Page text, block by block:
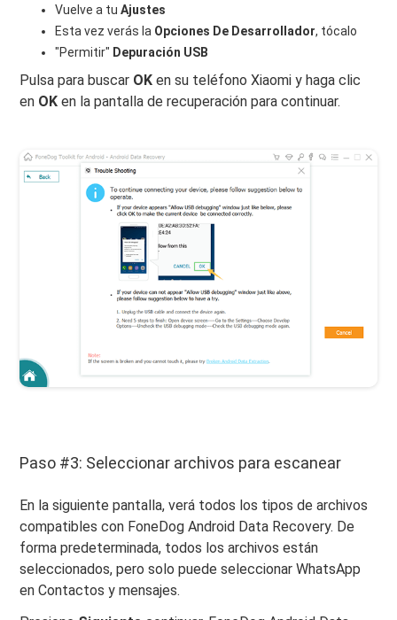
Vuelve a tuAjustes
Esta vez verás la Opciones De Desarrollador, tócalo
"Permitir" Depuración USB
Pulsa para buscar OK en su teléfono Xiaomi y haga clic
en OK en la pantalla de recuperación para continuar.
Paso #3: Seleccionar archivos para escanear
En la siguiente pantalla, verá todos los tipos de archivos
compatibles con FoneDog Android Data Recovery. De
forma predeterminada, todos los archivos están
seleccionados, pero solo puede seleccionar WhatsApp
en Contactos y mensajes.